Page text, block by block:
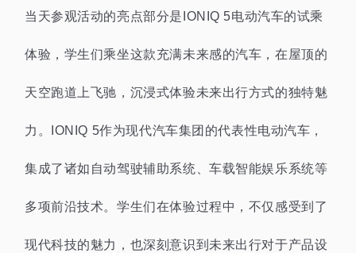
当天参观活动的亮点部分是IONIQ 5电动汽车的试乘
体验，学生们乘坐这款充满未来感的汽车，在屋顶的
天空跑道上飞驰，沉浸式体验未来出行方式的独特魅
力。IONIQ 5作为现代汽车集团的代表性电动汽车，
集成了诸如自动驾驶辅助系统、车载智能娱乐系统等
多项前沿技术。学生们在体验过程中，不仅感受到了
现代科技的魅力，也深刻意识到未来出行对于产品设